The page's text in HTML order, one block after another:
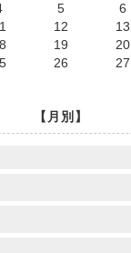
5 6
12 13
19 20
26 27
【月別】